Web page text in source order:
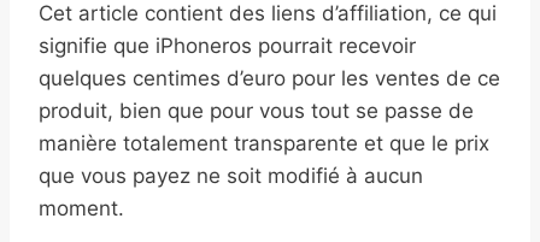
Cet article contient des liens d’affiliation, ce qui
signifie que iPhoneros pourrait recevoir
quelques centimes d’euro pour les ventes de ce
produit, bien que pour vous tout se passe de
manière totalement transparente et que le prix
que vous payez ne soit modifié à aucun
moment.